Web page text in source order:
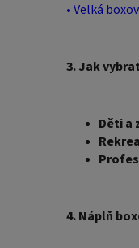
•Velká
3. Jak
Děti a
4. Náplň